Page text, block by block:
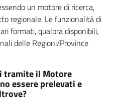
un motore di ricerca,
regionale. Le funzionalità di
formati, qualora disponibili,
delle Regioni/Province
tramite il Motore
essere prelevati e